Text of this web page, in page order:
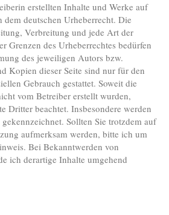
erstellten Inhalte und Werke auf
dem deutschen Urheberrecht. Die
Verbreitung und jede Art der
Grenzen des Urheberrechtes bedürfen
des jeweiligen Autors bzw.
Kopien dieser Seite sind nur für den
Gebrauch gestattet. Soweit die
vom Betreiber erstellt wurden,
Dritter beachtet. Insbesondere werden
Sollten Sie trotzdem auf
aufmerksam werden, bitte ich um
Bei Bekanntwerden von
ich derartige Inhalte umgehend